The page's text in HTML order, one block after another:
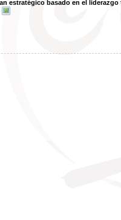
estratégico basado en el